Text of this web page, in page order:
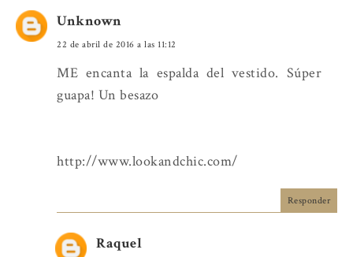
Unknown
22 de abril de 2016 a las 11:12
ME encanta la espalda del vestido. Súper
guapa! Un besazo
http://www.lookandchic.com/
Responder
Raquel